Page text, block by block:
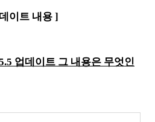
이트 내용 ]
업데이트 그 내용은 무엇인